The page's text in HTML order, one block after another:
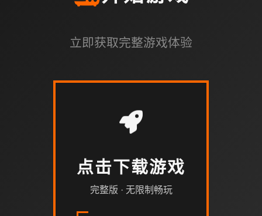
立即获取完整游戏体验
点击下载游戏
完整版 · 无限制畅玩